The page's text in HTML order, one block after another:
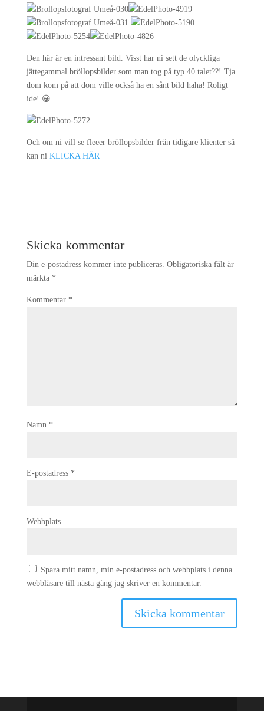
Den här är en intressant bild. Visst har ni sett de olyckliga
jättegammal bröllopsbilder som man tog på typ 40 talet??! Tja
dom kom på att dom ville också ha en sånt bild haha! Roligt
ide! 😀
Och om ni vill se fleeer bröllopsbilder från tidigare klienter så
kan ni KLICKA HÄR
Skicka kommentar
Din e-postadress kommer inte publiceras. Obligatoriska fält är
märkta *
Kommentar *
Namn *
E-postadress *
Webbplats
Spara mitt namn, min e-postadress och webbplats i denna
webbläsare till nästa gång jag skriver en kommentar.